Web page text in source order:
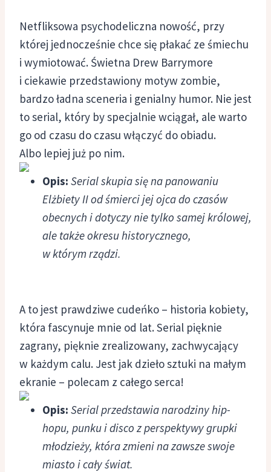
Netfliksowa psychodeliczna nowość, przy
której jednocześnie chce się płakać ze śmiechu
i wymiotować. Świetna Drew Barrymore
i ciekawie przedstawiony motyw zombie,
bardzo ładna sceneria i genialny humor. Nie jest
to serial, który by specjalnie wciągał, ale warto
go od czasu do czasu włączyć do obiadu.
Albo lepiej już po nim.
Opis: Serial skupia się na panowaniu
Elżbiety II od śmierci jej ojca do czasów
obecnych i dotyczy nie tylko samej królowej,
ale także okresu historycznego,
w którym rządzi.
A to jest prawdziwe cudeńko – historia kobiety,
która fascynuje mnie od lat. Serial pięknie
zagrany, pięknie zrealizowany, zachwycający
w każdym calu. Jest jak dzieło sztuki na małym
ekranie – polecam z całego serca!
Opis: Serial przedstawia narodziny hip-
hopu, punku i disco z perspektywy grupki
młodzieży, która zmieni na zawsze swoje
miasto i cały świat.